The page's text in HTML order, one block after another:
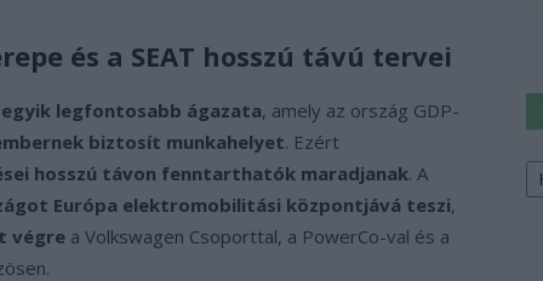
és a SEAT hosszú távú tervei
legfontosabb ágazata, amely az ország GDP-
biztosít munkahelyet. Ezért
hosszú távon fenntarthatók maradjanak. A
Európa elektromobilitási központjává teszi,
végre a Volkswagen Csoporttal, a PowerCo-val és a